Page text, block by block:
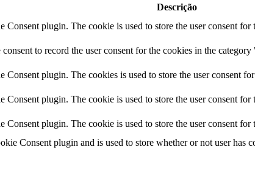
Descrição
Consent plugin. The cookie is used to store the user consent
to record the user consent for the cookies in the
plugin. The cookies is used to store the user consent
plugin. The cookie is used to store the user consent for
plugin. The cookie is used to store the user consent
Consent plugin and is used to store whether or not user has